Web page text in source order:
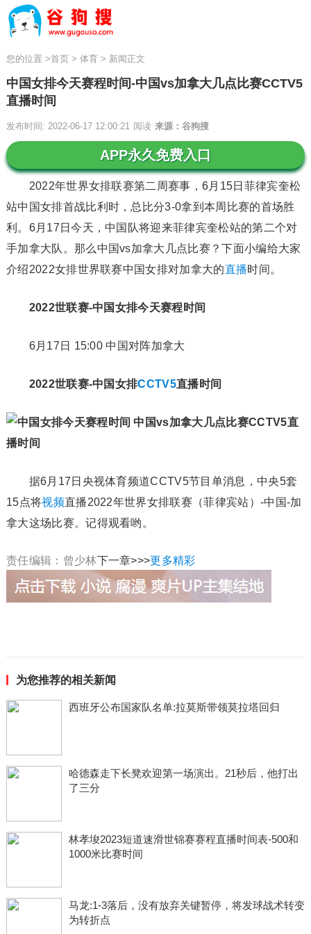
您的位置 >首页> 体育> 新闻正文
中国女排今天赛程时间-中国vs加拿大几点比赛CCTV5
直播时间
发布时间: 2022-06-17 12:00:21 来源：谷狗搜
阅读
APP永久免费入口
2022年世界女排联赛第二周赛事，6月15日菲律宾奎松
站中国女排首战比利时，总比分3-0拿到本周比赛的首场胜
利。6月17日今天，中国队将迎来菲律宾奎松站的第二个对
手加拿大队。那么中国vs加拿大几点比赛？下面小编给大家
介绍2022女排世界联赛中国女排对加拿大的直播时间。
2022世联赛-中国女排今天赛程时间
6月17日 15:00 中国对阵加拿大
2022世联赛-中国女排CCTV5直播时间
据6月17日央视体育频道CCTV5节目单消息，中央5套
15点将视频直播2022年世界女排联赛（菲律宾站）-中国-加
拿大这场比赛。记得观看哟。
责任编辑：曾少林下一章>>>更多精彩
为您推荐的相关新闻
西班牙公布国家队名单:拉莫斯带领莫拉塔回归
哈德森走下长凳欢迎第一场演出。21秒后，他打出
了三分
林孝埈2023短道速滑世锦赛赛程直播时间表-500和
1000米比赛时间
马龙:1-3落后，没有放弃关键暂停，将发球战术转变
为转折点